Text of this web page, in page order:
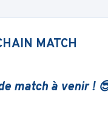
MATCH
match à venir !